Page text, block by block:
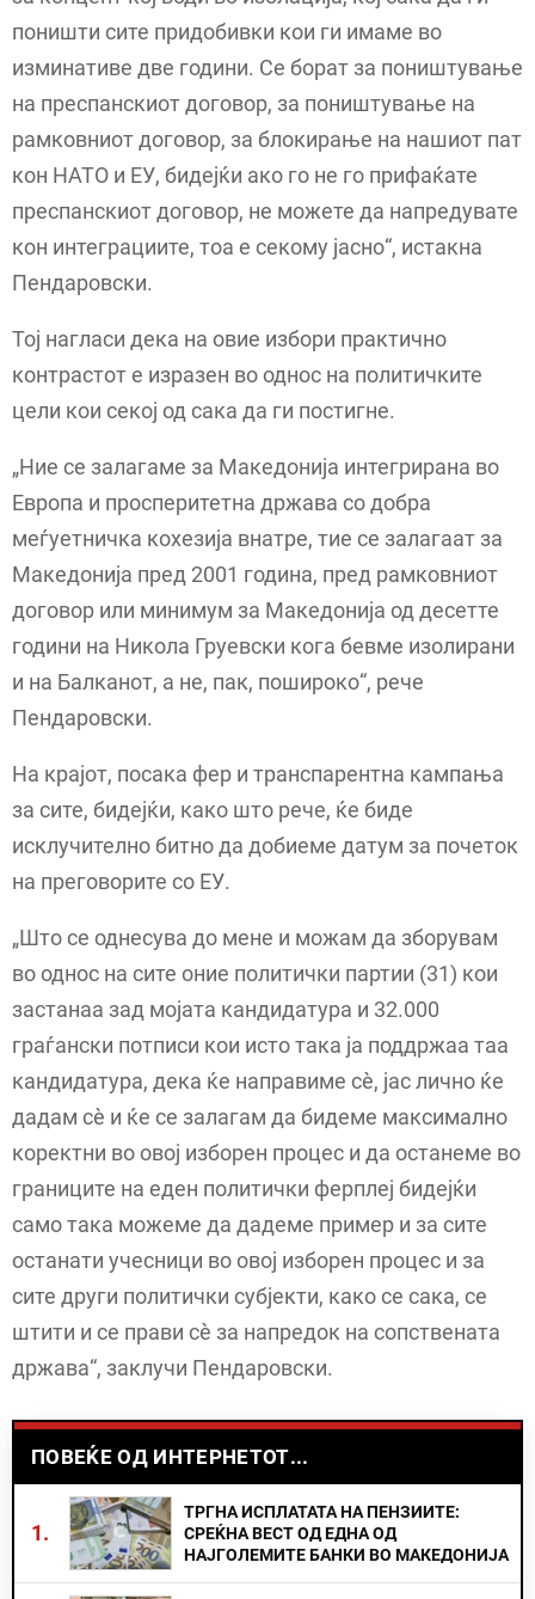
поништи сите придобивки кои ги имаме во
изминативе две години. Се борат за поништување
на преспанскиот договор, за поништување на
рамковниот договор, за блокирање на нашиот пат
кон НАТО и ЕУ, бидејќи ако го не го прифаќате
преспанскиот договор, не можете да напредувате
кон интеграциите, тоа е секому јасно“, истакна
Пендаровски.
Тој нагласи дека на овие избори практично
контрастот е изразен во однос на политичките
цели кои секој од сака да ги постигне.
„Ние се залагаме за Македонија интегрирана во
Европа и просперитетна држава со добра
меѓуетничка кохезија внатре, тие се залагаат за
Македонија пред 2001 година, пред рамковниот
договор или минимум за Македонија од десетте
години на Никола Груевски кога бевме изолирани
и на Балканот, а не, пак, пошироко“, рече
Пендаровски.
На крајот, посака фер и транспарентна кампања
за сите, бидејќи, како што рече, ќе биде
исклучително битно да добиеме датум за почеток
на преговорите со ЕУ.
„Што се однесува до мене и можам да зборувам
во однос на сите оние политички партии (31) кои
застанаа зад мојата кандидатура и 32.000
граѓански потписи кои исто така ја поддржаа таа
кандидатура, дека ќе направиме сè, јас лично ќе
дадам сè и ќе се залагам да бидеме максимално
коректни во овој изборен процес и да останеме во
границите на еден политички ферплеј бидејќи
само така можеме да дадеме пример и за сите
останати учесници во овој изборен процес и за
сите други политички субјекти, како се сака, се
штити и се прави сè за напредок на сопствената
држава“, заклучи Пендаровски.
ПОВЕЌЕ ОД ИНТЕРНЕТОТ...
1.
ТРГНА ИСПЛАТАТА НА ПЕНЗИИТЕ:
СРЕЌНА ВЕСТ ОД ЕДНА ОД
НАЈГОЛЕМИТЕ БАНКИ ВО МАКЕДОНИЈА